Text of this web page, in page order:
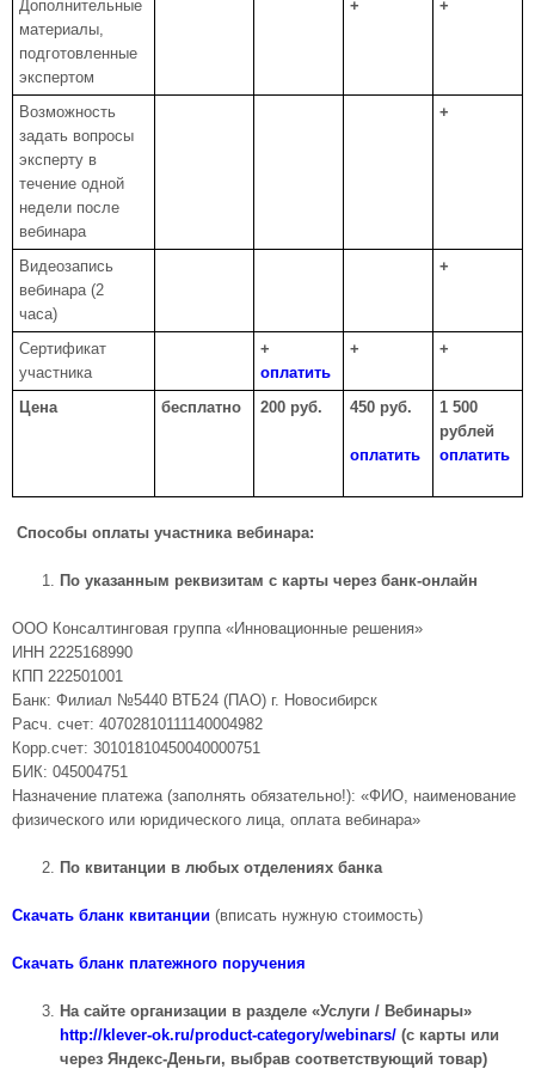
Дополнительные
материалы,
подготовленные
экспертом
+ +
Возможность
задать вопросы
эксперту в
течение одной
недели после
вебинара
+
Видеозапись
вебинара (2
часа)
+
Сертификат
участника
+
оплатить
+ +
Цена бесплатно 200 руб. 450 руб.
оплатить
1 500
рублей
оплатить
Способы оплаты участника вебинара:
По указанным реквизитам с карты через банк-онлайн
ООО Консалтинговая группа «Инновационные решения»
ИНН 2225168990
КПП 222501001
Банк: Филиал №5440 ВТБ24 (ПАО) г. Новосибирск
Расч. счет: 40702810111140004982
Корр.счет: 30101810450040000751
БИК: 045004751
Назначение платежа (заполнять обязательно!): «ФИО, наименование
физического или юридического лица, оплата вебинара»
По квитанции в любых отделениях банка
Скачать бланк квитанции (вписать нужную стоимость)
Скачать бланк платежного поручения
На сайте организации в разделе «Услуги / Вебинары»
http://klever-ok.ru/product-category/webinars/ (с карты или
через Яндекс-Деньги, выбрав соответствующий товар)